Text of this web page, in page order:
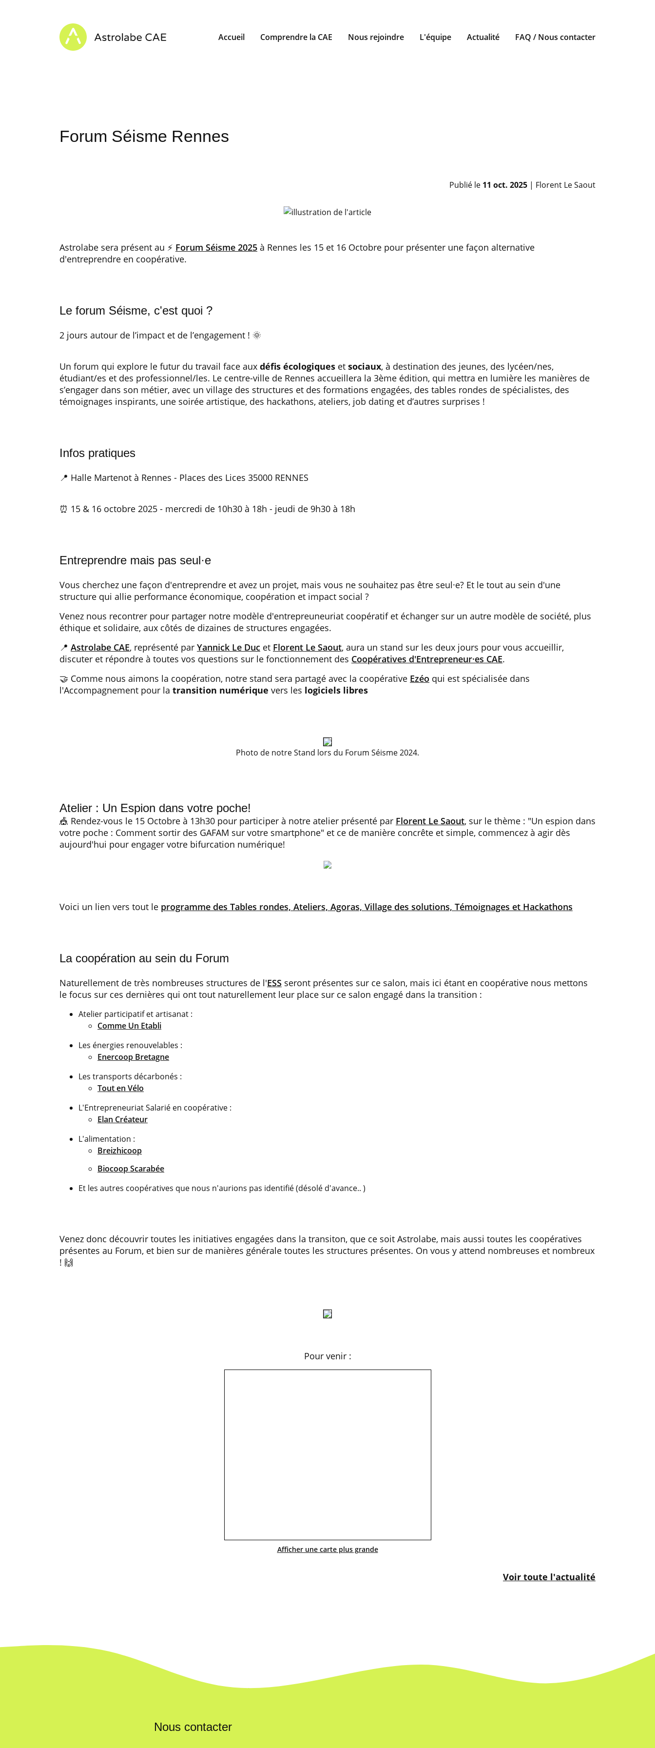
Astrolabe CAE - Home
Accueil Comprendre la CAE Nous rejoindre L'équipe Actualité FAQ / Nous contacter
Forum Séisme Rennes
Publié le 11 oct. 2025 | Florent Le Saout
Astrolabe sera présent au ⚡ Forum Séisme 2025 à Rennes les 15 et 16 Octobre pour présenter une façon alternative
d'entreprendre en coopérative.
Le forum Séisme, c'est quoi ?
2 jours autour de l’impact et de l’engagement ! 🌞
Un forum qui explore le futur du travail face aux défis écologiques et sociaux, à destination des jeunes, des lycéen/nes,
étudiant/es et des professionnel/les. Le centre-ville de Rennes accueillera la 3ème édition, qui mettra en lumière les manières de
s’engager dans son métier, avec un village des structures et des formations engagées, des tables rondes de spécialistes, des
témoignages inspirants, une soirée artistique, des hackathons, ateliers, job dating et d’autres surprises !
Infos pratiques
📍 Halle Martenot à Rennes - Places des Lices 35000 RENNES
⏰ 15 & 16 octobre 2025 - mercredi de 10h30 à 18h - jeudi de 9h30 à 18h
Entreprendre mais pas seul·e
Vous cherchez une façon d'entreprendre et avez un projet, mais vous ne souhaitez pas être seul·e? Et le tout au sein d'une
structure qui allie performance économique, coopération et impact social ?
Venez nous recontrer pour partager notre modèle d'entrepreuneuriat coopératif et échanger sur un autre modèle de société, plus
éthique et solidaire, aux côtés de dizaines de structures engagées.
📍 Astrolabe CAE, représenté par Yannick Le Duc et Florent Le Saout, aura un stand sur les deux jours pour vous accueillir,
discuter et répondre à toutes vos questions sur le fonctionnement des Coopératives d'Entrepreneur·es CAE.
🤝 Comme nous aimons la coopération, notre stand sera partagé avec la coopérative Ezéo qui est spécialisée dans
l'Accompagnement pour la transition numérique vers les logiciels libres
Photo de notre Stand lors du Forum Séisme 2024.
Atelier : Un Espion dans votre poche!
🎪 Rendez-vous le 15 Octobre à 13h30 pour participer à notre atelier présenté par Florent Le Saout, sur le thème : "Un espion dans
votre poche : Comment sortir des GAFAM sur votre smartphone" et ce de manière concrête et simple, commencez à agir dès
aujourd'hui pour engager votre bifurcation numérique!
Voici un lien vers tout le programme des Tables rondes, Ateliers, Agoras, Village des solutions, Témoignages et Hackathons
La coopération au sein du Forum
Naturellement de très nombreuses structures de l'ESS seront présentes sur ce salon, mais ici étant en coopérative nous mettons
le focus sur ces dernières qui ont tout naturellement leur place sur ce salon engagé dans la transition :
Atelier participatif et artisanat :
Comme Un Etabli
Les énergies renouvelables :
Enercoop Bretagne
Les transports décarbonés :
Tout en Vélo
L'Entrepreneuriat Salarié en coopérative :
Elan Créateur
L'alimentation :
Breizhicoop
Biocoop Scarabée
Et les autres coopératives que nous n'aurions pas identifié (désolé d'avance.. )
Venez donc découvrir toutes les initiatives engagées dans la transiton, que ce soit Astrolabe, mais aussi toutes les coopératives
présentes au Forum, et bien sur de manières générale toutes les structures présentes. On vous y attend nombreuses et nombreux
! 🙌
Pour venir :
Afficher une carte plus grande
Voir toute l'actualité
Nous contacter